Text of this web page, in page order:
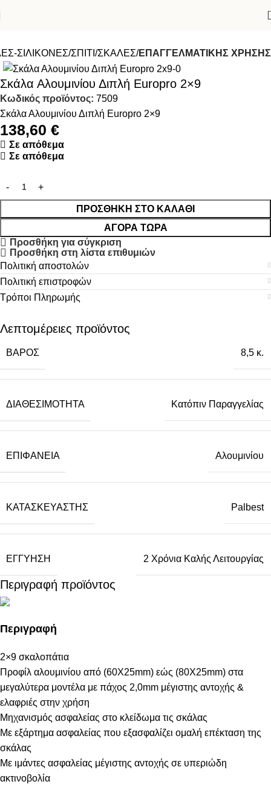
ΣΙΛΙΚΟΝΕΣ ΣΠΙΤΙ ΣΚΑΛΕΣ ΕΠΑΓΓΕΛΜΑΤΙΚΗΣ ΧΡΗΣΗΣ
Σκάλα Αλουμινίου Διπλή Europro 2×9
Κωδικός προϊόντος: 7509
Σκάλα Αλουμινίου Διπλή Europro 2×9
138,60 €
Σε απόθεμα
Σε απόθεμα
ΠΡΟΣΘΉΚΗ ΣΤΟ ΚΑΛΆΘΙ
ΑΓΟΡΆ ΤΏΡΑ
Προσθήκη για σύγκριση
Προσθήκη στη λίστα επιθυμιών
Πολιτική αποστολών
Πολιτική επιστροφών
Τρόποι Πληρωμής
Λεπτομέρειες προϊόντος
ΒΆΡΟΣ 8,5 κ.
ΔΙΑΘΕΣΙΜΌΤΗΤΑ Κατόπιν Παραγγελίας
ΕΠΙΦΆΝΕΙΑ Αλουμινίου
ΚΑΤΑΣΚΕΥΑΣΤΉΣ Palbest
ΕΓΓΎΗΣΗ 2 Χρόνια Καλής Λειτουργίας
Περιγραφή προϊόντος
Περιγραφή
2×9 σκαλοπάτια
Προφίλ αλουμινίου από (60Χ25mm) εώς (80Χ25mm) στα
μεγαλύτερα μοντέλα με πάχος 2,0mm μέγιστης αντοχής &
ελαφριές στην χρήση
Μηχανισμός ασφαλείας στο κλείδωμα τις σκάλας
Με εξάρτημα ασφαλείας που εξασφαλίζει ομαλή επέκταση της
σκάλας
Με ιμάντες ασφαλείας μέγιστης αντοχής σε υπεριώδη
ακτινοβολία